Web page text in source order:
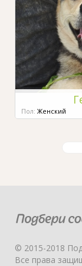
Пол: Женский
© 2015-2018
Все права